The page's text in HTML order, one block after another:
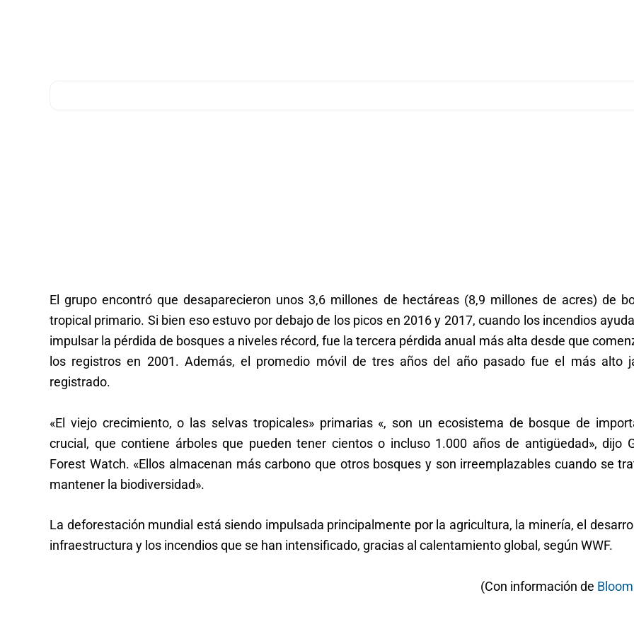
El grupo encontró que desaparecieron unos 3,6 millones de hectáreas (8,9 millones de acres) de
tropical primario. Si bien eso estuvo por debajo de los picos en 2016 y 2017, cuando los incendios
impulsar la pérdida de bosques a niveles récord, fue la tercera pérdida anual más alta desde que
los registros en 2001. Además, el promedio móvil de tres años del año pasado fue el más alto
registrado.
«El viejo crecimiento, o las selvas tropicales» primarias «, son un ecosistema de bosque de
crucial, que contiene árboles que pueden tener cientos o incluso 1.000 años de antigüedad», dijo
Forest Watch. «Ellos almacenan más carbono que otros bosques y son irreemplazables cuando se
mantener la biodiversidad».
La deforestación mundial está siendo impulsada principalmente por la agricultura, la minería, el
infraestructura y los incendios que se han intensificado, gracias al calentamiento global, según WWF.
(Con información de